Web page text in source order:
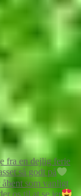
fra en dejlig ferie
så godt på
som vanligt